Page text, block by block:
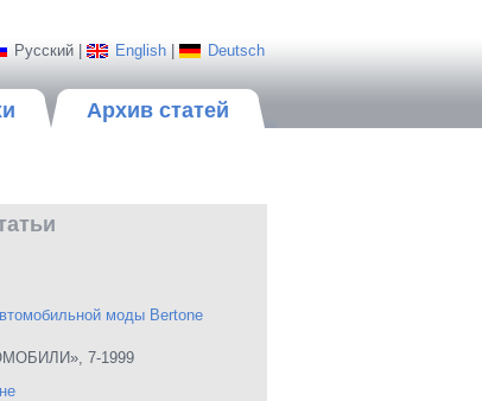
Русский English Deutsch
Архив статей
моды Bertone
7-1999